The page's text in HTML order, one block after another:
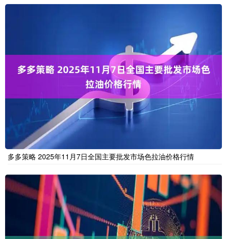
多多策略 2025年11月7日全国主要批发市场色拉油价格行情